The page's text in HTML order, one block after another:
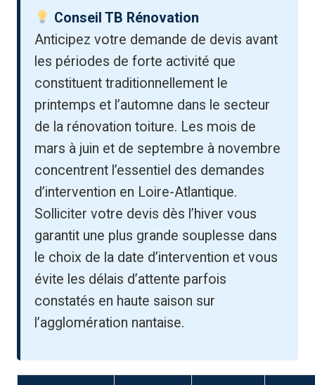
Conseil TB Rénovation
Anticipez votre demande de devis avant
les périodes de forte activité que
constituent traditionnellement le
printemps et l’automne dans le secteur
de la rénovation toiture. Les mois de
mars à juin et de septembre à novembre
concentrent l’essentiel des demandes
d’intervention en Loire-Atlantique.
Solliciter votre devis dès l’hiver vous
garantit une plus grande souplesse dans
le choix de la date d’intervention et vous
évite les délais d’attente parfois
constatés en haute saison sur
l’agglomération nantaise.